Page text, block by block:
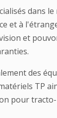
dans
et à
et
des
TP
pour tracto-